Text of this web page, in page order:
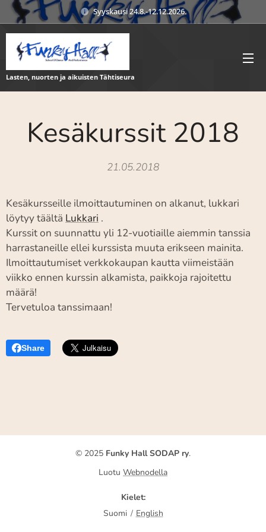
Syyskausi 24.8.-12.12.2026.
Lasten, nuorten ja aikuisten Tähtiseura
Kesäkurssit 2018
21.05.2018
Kesäkursseille ilmoittautuminen on alkanut, lukkari
löytyy täältä Lukkari .
Kurssit on suunnattu yli 12-vuotiaille aiemmin tanssia
harrastaneille ellei kurssista muuta erikseen mainita.
Ilmoittautumiset verkkokaupan kautta viimeistään
viikko ennen kurssin alkamista, paikkoja rajoitettu
määrä!
Tervetuloa tanssimaan!
Share
© 2025 Funky Hall SODAP ry.
Luotu Webnodella
Kielet
Suomi
English